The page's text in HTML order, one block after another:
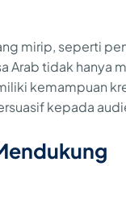
mirip, seperti
Arab tidak hanya
kemampuan
kepada